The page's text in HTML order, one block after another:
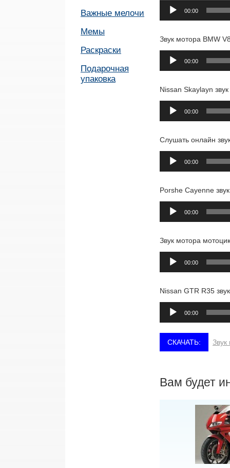
Важные мелочи
Мемы
Раскраски
Подарочная
упаковка
Аудиоплеер
00:00
Звук мотора BMW
Аудиоплеер
00:00
Nissan Skaylayn
Аудиоплеер
00:00
Слушать онлайн
Аудиоплеер
00:00
Porshe Cayenne
Аудиоплеер
00:00
Звук мотора
Аудиоплеер
00:00
Nissan GTR R35
Аудиоплеер
00:00
Вам будет